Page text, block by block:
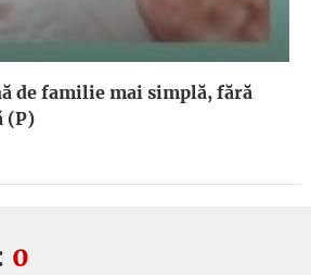
de familie mai simplă, fără
(P)
0